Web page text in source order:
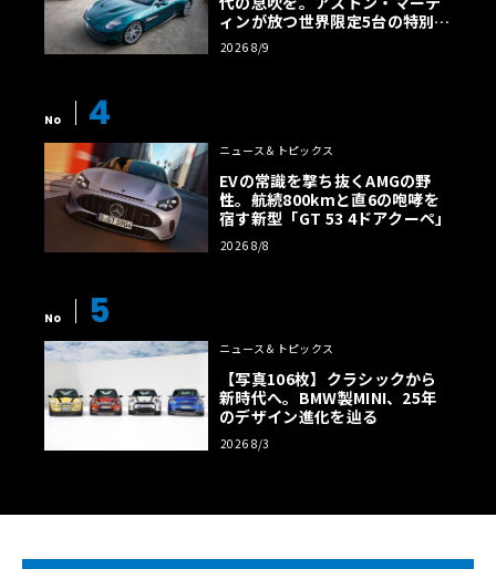
ィンが放つ世界限定5台の特別コ
レクション
2026 8/9
No 4
ニュース＆トピックス
EVの常識を撃ち抜くAMGの野
性。航続800kmと直6の咆哮を
宿す新型「GT 53 4ドアクーペ」
2026 8/8
No 5
ニュース＆トピックス
【写真106枚】クラシックから
新時代へ。BMW製MINI、25年
のデザイン進化を辿る
2026 8/3